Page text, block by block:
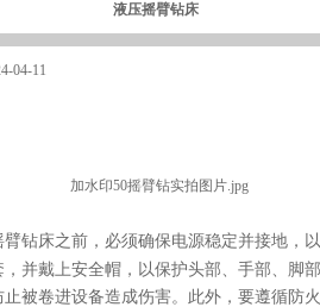
液压摇臂钻床
04-11
钻床之前，必须确保电源稳定并接地，
并戴上安全帽，以保护头部、手部、脚
被卷进设备造成伤害。此外，要遵循防